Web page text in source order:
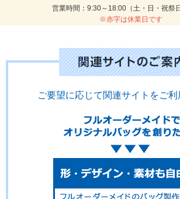
営業時間：9:30～18:00（土・日・祝祭
※赤字は休業日です
ご要望に応じて関連サイトをご